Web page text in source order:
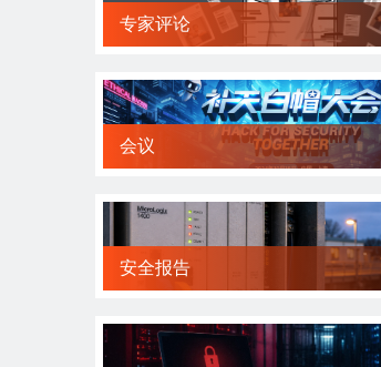
专家评论
会议
安全报告